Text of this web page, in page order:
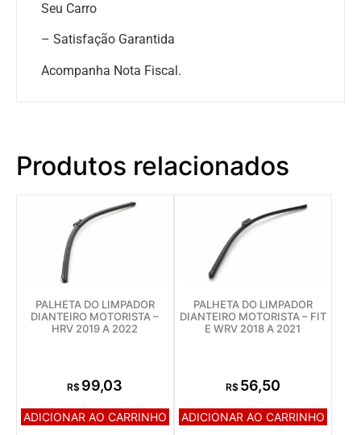
Seu Carro
– Satisfação Garantida
Acompanha Nota Fiscal.
Produtos relacionados
PALHETA DO LIMPADOR
DIANTEIRO MOTORISTA –
HRV 2019 A 2022
R$ 99,03
ADICIONAR AO CARRINHO
PALHETA DO LIMPADOR
DIANTEIRO MOTORISTA – FIT
E WRV 2018 A 2021
R$ 56,50
ADICIONAR AO CARRINHO